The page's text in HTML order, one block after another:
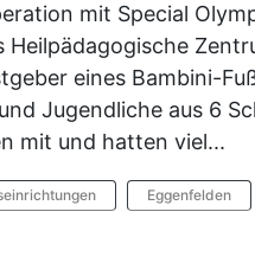
mit Special
Heilpädagogische
eines Bambini-
Jugendliche aus 6
mit und hatten viel...
Eggenfelden